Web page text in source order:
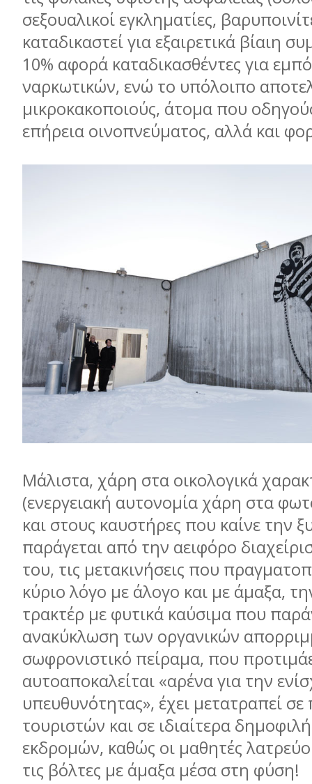
σεξουαλικοί εγκληµατίες,
καταδικαστεί για εξαιρετικά βίαιη
10% αφορά καταδικασθέντες για
ναρκωτικών, ενώ το υπόλοιπο
µικροκακοποιούς, άτοµα που
επήρεια οινοπνεύµατος, αλλά και
Μάλιστα, χάρη στα οικολογικά
(ενεργειακή αυτονοµία χάρη στα
και στους καυστήρες που καίνε την
παράγεται από την αειφόρο
του, τις µετακινήσεις που
κύριο λόγο µε άλογο και µε άµαξα,
τρακτέρ µε φυτικά καύσιµα που
ανακύκλωση των οργανικών
σωφρονιστικό πείραµα, που
αυτοαποκαλείται «αρένα για την
υπευθυνότητας», έχει µετατραπεί σε
τουριστών και σε ιδιαίτερα
εκδροµών, καθώς οι µαθητές
τις βόλτες µε άµαξα µέσα στη φύση!